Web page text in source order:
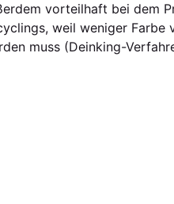
vorteilhaft bei dem
weil weniger Farbe
muss (Deinking-